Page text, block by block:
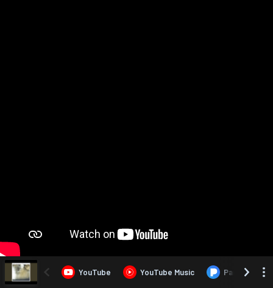
YouTube YouTube Music Pandora